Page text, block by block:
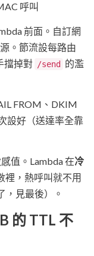
呼叫
前面。自訂網
。節流設每路由
擋掉對 /send
的濫
FROM、DKIM
設好（送達率全靠
值。Lambda 在冷
裡，熱呼叫就不用
，見最後）。
的 TTL 不